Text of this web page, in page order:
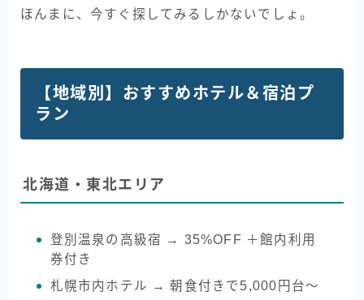
ほんまに、今すぐ探してみるしかないでしょ。
【地域別】おすすめホテル＆宿泊プ
ラン
北海道・東北エリア
登別温泉の高級宿 → 35%OFF ＋館内利用
券付き
札幌市内ホテル → 朝食付きで5,000円台〜